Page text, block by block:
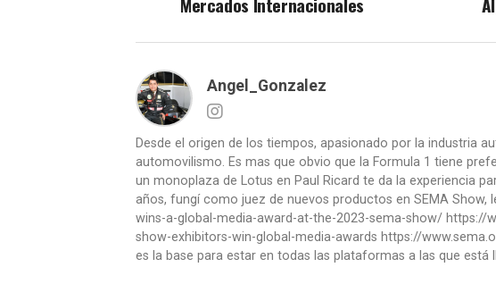
Angel_Gonzalez
Desde el origen de los tiempos, apasionado por la industria
automovilismo. Es mas que obvio que la Formula 1 tiene
un monoplaza de Lotus en Paul Ricard te da la experiencia
años, fungí como juez de nuevos productos en SEMA Show,
wins-a-global-media-award-at-the-2023-sema-show/
show-exhibitors-win-global-media-awards https://
es la base para estar en todas las plataformas a las que está